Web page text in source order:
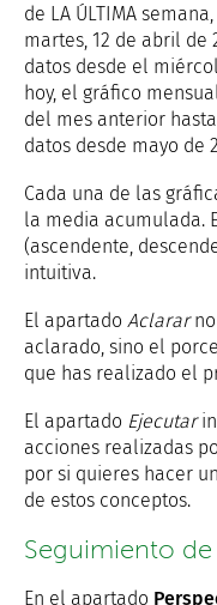
de LA ÚLTIMA
martes, 12 de abril de
datos desde el
hoy, el gráfico
del mes anterior
datos desde mayo de
Cada una de las
la media acumulada.
(ascendente,
intuitiva.
El apartado Aclararno
aclarado, sino el
que has realizado el
El apartado Ejecutar
acciones realizadas
por si quieres hacer
de estos conceptos.
Seguimiento de
En el apartado